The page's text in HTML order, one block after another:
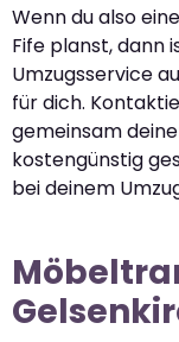
Wenn du also
Fife planst, dann
Umzugsservice
für dich.
gemeinsam
kostengünstig
bei deinem